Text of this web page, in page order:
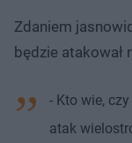
Zdaniem
będzie atakował
- Kto wie,
atak